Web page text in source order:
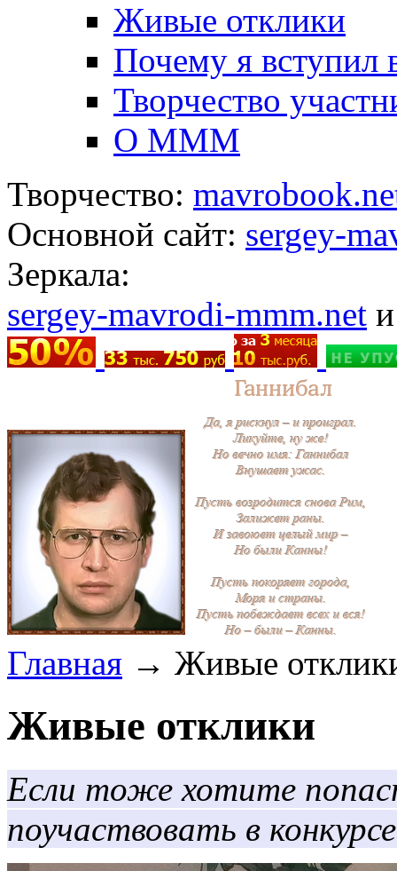
Живые отклики
Почему я
Творчество
О МММ
Творчество:
Основной сайт: sergey-
Зеркала:
sergey-mavrodi-mmm.net
Главная → Живые
Живые отклики
Если тоже хотите
поучаствовать в